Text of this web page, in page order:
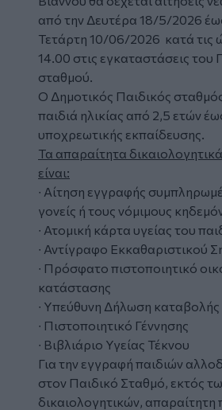
από την Δευτέρα 18/5/2026
Τετάρτη 10/06/2026 κατά τις
14.00 στις εγκαταστάσεις του
σταθμού.
Ο Δημοτικός Παιδικός
παιδιά ηλικίας από 2,5 ετών
υποχρεωτικής εκπαίδευσης.
Τα απαραίτητα
είναι:
∙ Αίτηση εγγραφής
γονείς ή τους νόμιμους
∙ Ατομική κάρτα υγείας του
∙ Αντίγραφο Εκκαθαριστικού
∙ Πρόσφατο πιστοποιητικό
κατάστασης
∙ Υπεύθυνη Δήλωση
∙ Πιστοποιητικό Γέννησης
∙ Βιβλιάριο Υγείας Τέκνου
Για την εγγραφή παιδιών
στον Παιδικό Σταθμό, εκτός
δικαιολογητικών,